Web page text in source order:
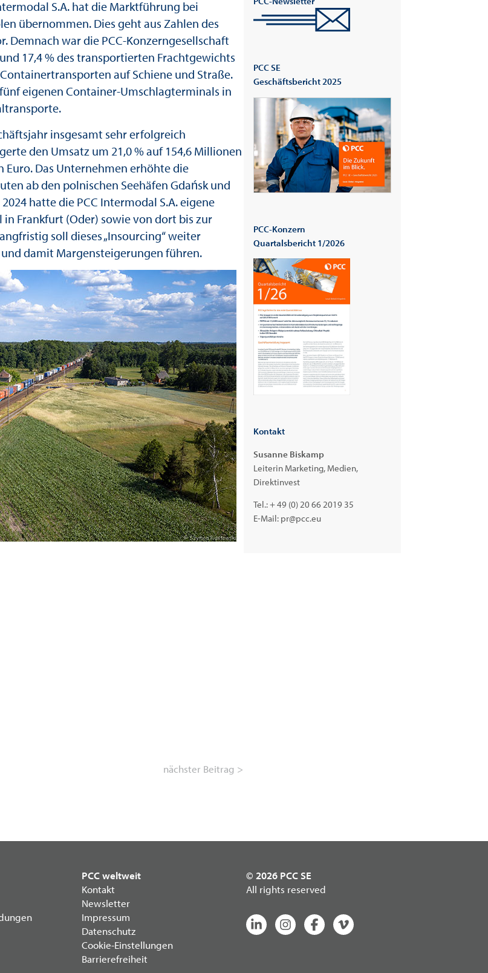
S.A. hat die Marktführung bei
übernommen. Dies geht aus Zahlen des
Demnach war die PCC-Konzerngesellschaft
17,4 % des transportierten Frachtgewichts
auf Schiene und Straße.
eigenen Container-Umschlagterminals in
insgesamt sehr erfolgreich
den Umsatz um 21,0 % auf 154,6 Millionen
Euro. Das Unternehmen erhöhte die
ab den polnischen Seehäfen Gdańsk und
hatte die PCC Intermodal S.A. eigene
Frankfurt (Oder) sowie von dort bis zur
soll dieses „Insourcing“ weiter
damit Margensteigerungen führen.
PCC SE
Geschäftsbericht 2025
PCC-Konzern
Quartalsbericht 1/2026
Kontakt
Susanne Biskamp
Leiterin Marketing, Medien,
Direktinvest
Tel.:+ 49 (0) 20 66 2019 35
E-Mail: pr@pcc.eu
nächster Beitrag >
PCC weltweit
Kontakt
Newsletter
Impressum
Datenschutz
Cookie-Einstellungen
Barrierefreiheit
© 2026 PCC SE
All rights reserved